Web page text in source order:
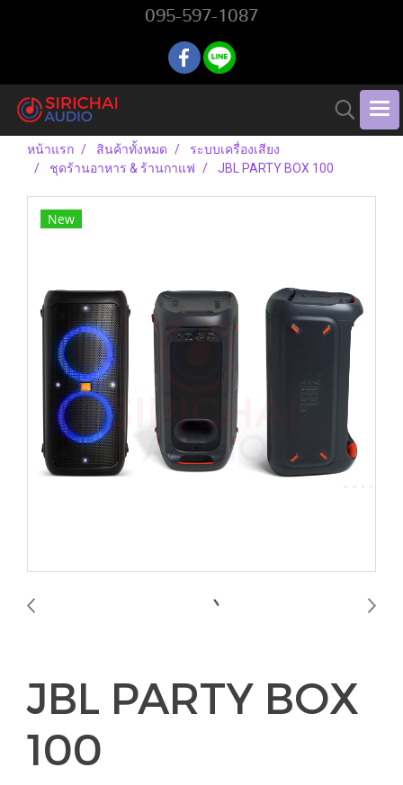
095-597-1087
หน้าแรก สินค้าทั้งหมด
ระบบเครื่องเสียง
ชุดร้านอาหาร & ร้านกาแฟ
JBL PARTY BOX 100
New
JBL PARTY BOX
100